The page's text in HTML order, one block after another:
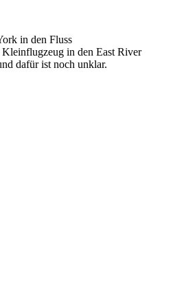
in den Fluss
in den East River
dafür ist noch unklar.